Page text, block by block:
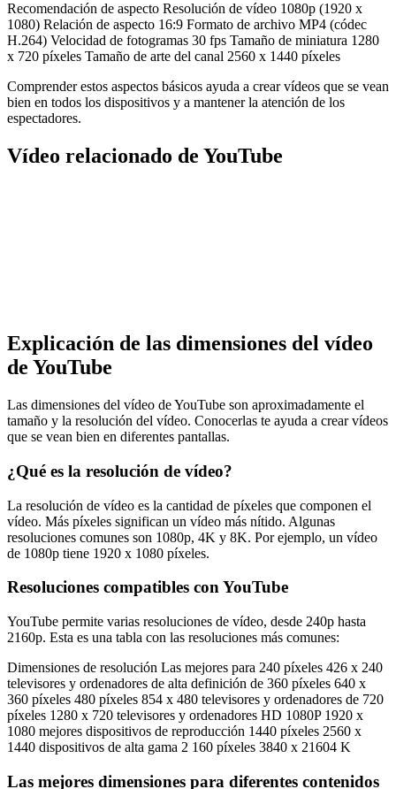
Recomendación de aspecto Resolución de vídeo 1080p (1920 x
1080) Relación de aspecto 16:9 Formato de archivo MP4 (códec
H.264) Velocidad de fotogramas 30 fps Tamaño de miniatura 1280
x 720 píxeles Tamaño de arte del canal 2560 x 1440 píxeles
Comprender estos aspectos básicos ayuda a crear vídeos que se vean
bien en todos los dispositivos y a mantener la atención de los
espectadores.
Vídeo relacionado de YouTube
Explicación de las dimensiones del vídeo
de YouTube
Las dimensiones del vídeo de YouTube son aproximadamente el
tamaño y la resolución del vídeo. Conocerlas te ayuda a crear vídeos
que se vean bien en diferentes pantallas.
¿Qué es la resolución de vídeo?
La resolución de vídeo es la cantidad de píxeles que componen el
vídeo. Más píxeles significan un vídeo más nítido. Algunas
resoluciones comunes son 1080p, 4K y 8K. Por ejemplo, un vídeo
de 1080p tiene 1920 x 1080 píxeles.
Resoluciones compatibles con YouTube
YouTube permite varias resoluciones de vídeo, desde 240p hasta
2160p. Esta es una tabla con las resoluciones más comunes:
Dimensiones de resolución Las mejores para 240 píxeles 426 x 240
televisores y ordenadores de alta definición de 360 píxeles 640 x
360 píxeles 480 píxeles 854 x 480 televisores y ordenadores de 720
píxeles 1280 x 720 televisores y ordenadores HD 1080P 1920 x
1080 mejores dispositivos de reproducción 1440 píxeles 2560 x
1440 dispositivos de alta gama 2 160 píxeles 3840 x 21604 K
Las mejores dimensiones para diferentes contenidos